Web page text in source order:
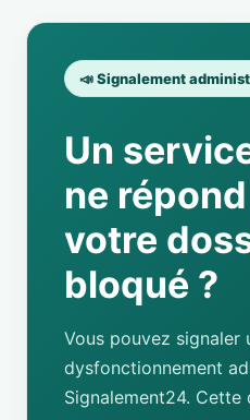
📣 Signalement
Un
ne
votre
bloqué ?
Vous pouvez signaler
dysfonctionnement
Signalement24.